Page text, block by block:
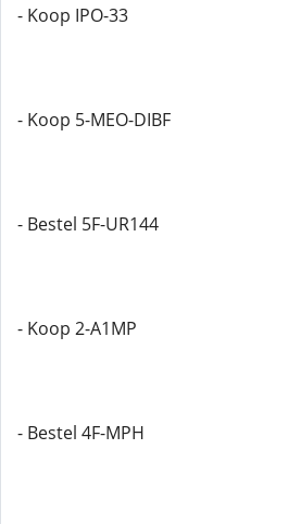
- Koop IPO-33
- Koop 5-MEO-DIBF
- Bestel 5F-UR144
- Koop 2-A1MP
- Bestel 4F-MPH